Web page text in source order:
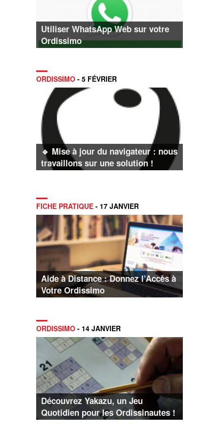
Utiliser WhatsApp Web sur votre
Ordissimo
ORDISSIMO - 5 FÉVRIER
🔹 Mise à jour du navigateur : nous
travaillons sur une solution !
FICHE PRATIQUE - 17 JANVIER
Aide à Distance : Donnez l’Accès à
Votre Ordissimo
ORDISSIMO - 14 JANVIER
Découvrez Yakazu, un Jeu
Quotidien pour les Ordissinautes !